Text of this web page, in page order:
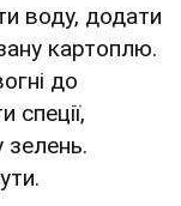
воду, додати
картоплю.
до
спеції,
зелень.